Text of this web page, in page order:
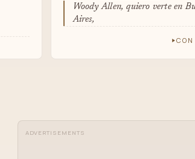
Woody Allen, quiero verte en
Aires,
ADVERTISEMENTS